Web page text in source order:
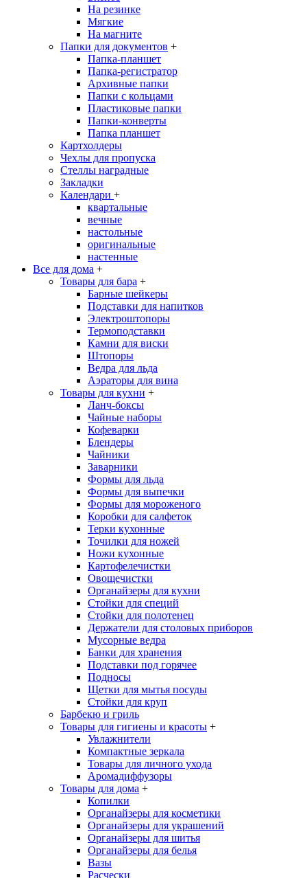
На резинке
Мягкие
На магните
Папки для документов +
Папка-планшет
Папка-регистратор
Архивные папки
Папки с кольцами
Пластиковые папки
Папки-конверты
Папка планшет
Картхолдеры
Чехлы для пропуска
Стеллы наградные
Закладки
Календари +
квартальные
вечные
настольные
оригинальные
настенные
Все для дома +
Товары для бара +
Барные шейкеры
Подставки для напитков
Электроштопоры
Термоподставки
Камни для виски
Штопоры
Ведра для льда
Аэраторы для вина
Товары для кухни +
Ланч-боксы
Чайные наборы
Кофеварки
Блендеры
Чайники
Заварники
Формы для льда
Формы для выпечки
Формы для мороженого
Коробки для салфеток
Терки кухонные
Точилки для ножей
Ножи кухонные
Картофелечистки
Овощечистки
Органайзеры для кухни
Стойки для специй
Стойки для полотенец
Держатели для столовых приборов
Мусорные ведра
Банки для хранения
Подставки под горячее
Подносы
Щетки для мытья посуды
Стойки для круп
Барбекю и гриль
Товары для гигиены и красоты +
Увлажнители
Компактные зеркала
Товары для личного ухода
Аромадиффузоры
Товары для дома +
Копилки
Органайзеры для косметики
Органайзеры для украшений
Органайзеры для шитья
Органайзеры для белья
Вазы
Расчески